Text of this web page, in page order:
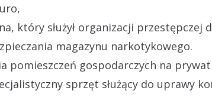
który służył organizacji przestępczej
magazynu narkotykowego.
pomieszczeń gospodarczych na
sprzęt służący do uprawy